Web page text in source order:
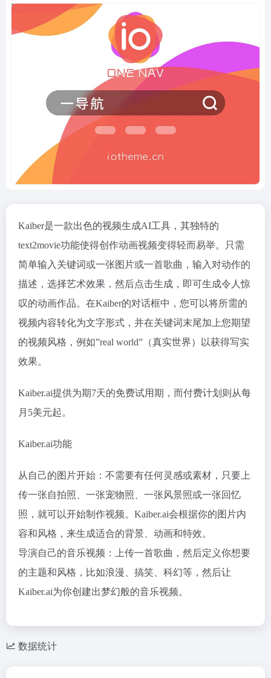
Kaiber是一款出色的视频生成AI工具，其独特的
text2movie功能使得创作动画视频变得轻而易举。只需
简单输入关键词或一张图片或一首歌曲，输入对动作的
描述，选择艺术效果，然后点击生成，即可生成令人惊
叹的动画作品。在Kaiber的对话框中，您可以将所需的
视频内容转化为文字形式，并在关键词末尾加上您期望
的视频风格，例如”real world”（真实世界）以获得写实
效果。
Kaiber.ai提供为期7天的免费试用期，而付费计划则从每
月5美元起。
Kaiber.ai功能
从自己的图片开始：不需要有任何灵感或素材，只要上
传一张自拍照、一张宠物照、一张风景照或一张回忆
照，就可以开始制作视频。Kaiber.ai会根据你的图片内
容和风格，来生成适合的背景、动画和特效。
导演自己的音乐视频：上传一首歌曲，然后定义你想要
的主题和风格，比如浪漫、搞笑、科幻等，然后让
Kaiber.ai为你创建出梦幻般的音乐视频。
数据统计